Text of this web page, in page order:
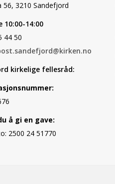
56, 3210 Sandefjord
10:00-14:00
44 50
kirkelige fellesråd:
å gi en gave:
2500 24 51770